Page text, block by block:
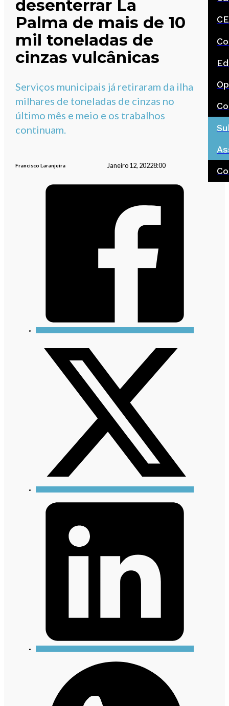
desenterrar La
Palma de mais de 10
mil toneladas de
cinzas vulcânicas
Serviços municipais já retiraram da ilha
milhares de toneladas de cinzas no
último mês e meio e os trabalhos
continuam.
Francisco Laranjeira Janeiro 12, 20228:00